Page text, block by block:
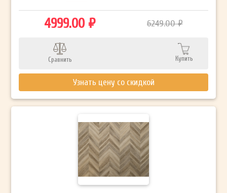
4999.00 ₽ 6249.00 ₽
Сравнить Купить
Узнать цену со скидкой